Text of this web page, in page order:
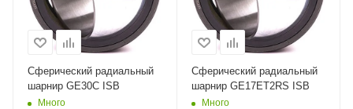
Сферический радиальный
шарнир GE30C ISB
Много
Сферический радиальный
шарнир GE17ET2RS ISB
Много